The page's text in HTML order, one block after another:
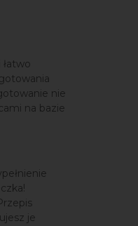
nie
na bazie
je